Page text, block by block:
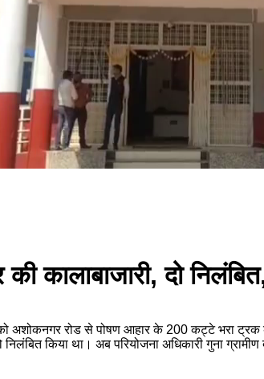
कालाबाजारी, दो
अशोकनगर रोड से पोषण आहार के 200 कट्टे भरा ट्रक
किया था। अब परियोजना अधिकारी गुना